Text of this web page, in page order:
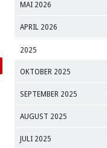
MAI 2026
APRIL 2026
2025
OKTOBER 2025
SEPTEMBER 2025
AUGUST 2025
JULI 2025